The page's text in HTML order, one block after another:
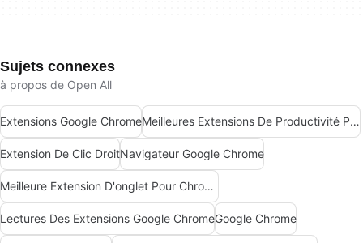
Sujets connexes
à propos de Open All
Extensions Google Chrome Meilleures Extensions De Productivité Pour Chrome
Extension De Clic DroitNavigateur Google Chrome
Meilleure Extension D'onglet Pour Chrome
Lectures Des Extensions Google ChromeGoogle Chrome